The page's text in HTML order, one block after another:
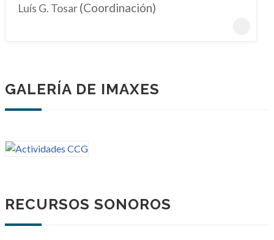
Luís G. Tosar(Coordinación)
GALERÍA DE IMAXES
RECURSOS SONOROS